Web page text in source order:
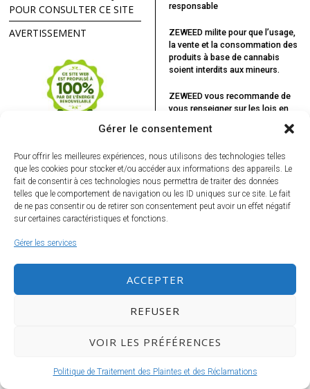
Gérer le consentement
Pour offrir les meilleures expériences, nous utilisons des technologies telles
que les cookies pour stocker et/ou accéder aux informations des appareils. Le
fait de consentir à ces technologies nous permettra de traiter des données
telles que le comportement de navigation ou les ID uniques sur ce site. Le fait
de ne pas consentir ou de retirer son consentement peut avoir un effet négatif
sur certaines caractéristiques et fonctions.
Gérer les services
ACCEPTER
REFUSER
VOIR LES PRÉFÉRENCES
Politique de Traitement des Plaintes et des Réclamations
Ne ratez rien, inscrivez-vous à la Newsletter !
VOUS POURRIEZ ÊTRE INTÉRESSÉ
PAR...
Kevin Smith: Dettes,
POUR CONSULTER CE SITE
AVERTISSEMENT
responsable
ZEWEED milite pour que l’usage,
la vente et la consommation des
produits à base de cannabis
soient interdits aux mineurs.
ZEWEED vous recommande de
vous renseigner sur les lois en